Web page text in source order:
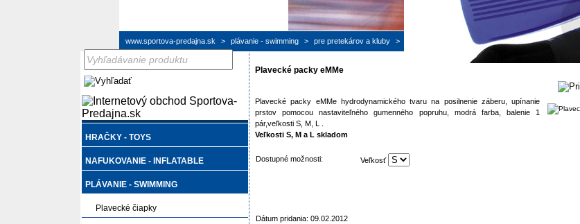
www.sportova-predajna.sk > plávanie - swimming > pre pretekárov a kluby > plavecké packy emme >
HRAČKY - TOYS
NAFUKOVANIE - INFLATABLE
PLÁVANIE - SWIMMING
Plavecké čiapky
Plavecké packy eMMe
Plavecké packy eMMe hydrodynamického tvaru na posilnenie záberu, upínanie
prstov pomocou nastaviteľného gumenného popruhu, modrá farba, balenie 1
pár,veľkosti S, M, L .
Veľkosti S, M a L skladom
Dostupné možnosti: Veľkosť
Dátum pridania: 09.02.2012